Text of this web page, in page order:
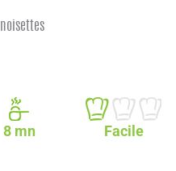
8 mn Facile